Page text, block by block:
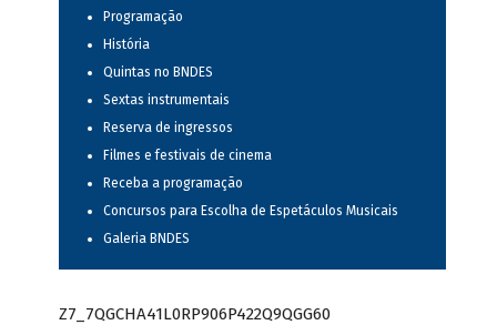
Programação
História
Quintas no BNDES
Sextas instrumentais
Reserva de ingressos
Filmes e festivais de cinema
Receba a programação
Concursos para Escolha de Espetáculos Musicais
Galeria BNDES
Z7_7QGCHA41L0RP906P422Q9QGG60